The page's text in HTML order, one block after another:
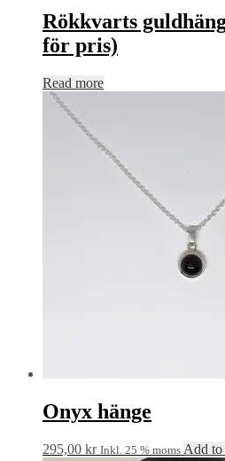
Rökkvarts
för pris)
Read more
Onyx hänge
295,00 kr Inkl. 25 % moms Add to